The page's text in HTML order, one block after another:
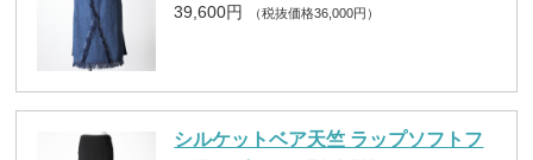
39,600円
（税抜価格36,000円）
シルケットベア天竺 ラップソフトフ